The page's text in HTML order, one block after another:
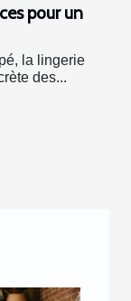
pour un
la lingerie
des...